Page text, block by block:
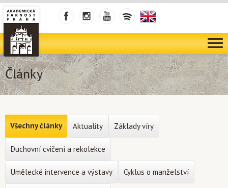
Články
Všechny články Aktuality Základy víry
Duchovní cvičení a rekolekce
Umělecké intervence a výstavy Cyklus o manželství